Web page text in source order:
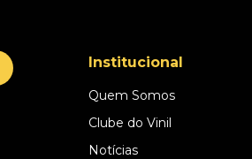
Institucional
Quem Somos
Clube do Vinil
Notícias